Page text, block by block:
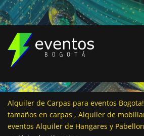
Alquiler de Carpas para eventos
tamaños en carpas , Alquiler de
eventos Alquiler de Hangares y